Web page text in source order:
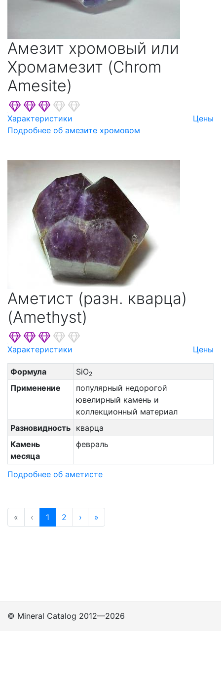
Амезит хромовый или
Хромамезит (Chrom
Amesite)
Характеристики
Цены
Подробнее об амезите хромовом
Аметист (разн. кварца)
(Amethyst)
Характеристики Цены
Формула SiO2
Применение
популярный недорогой
ювелирный камень и
коллекционный материал
Разновидность
кварца
Камень
месяца
февраль
Подробнее об аметисте
« ‹ 1 2 › »
© Mineral Catalog 2012—2026